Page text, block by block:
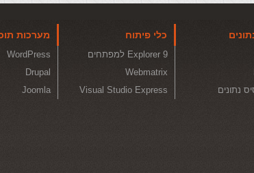
נתונים
כלי פיתוח
Explorer 9 למפתחים
Webmatrix
Visual Studio Express
מערכות
WordPress
Drupal
Joomla